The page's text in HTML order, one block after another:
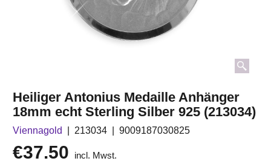
Heiliger Antonius Medaille Anhänger
18mm echt Sterling Silber 925 (213034)
Viennagold 213034 9009187030825
€37.50
incl. Mwst.